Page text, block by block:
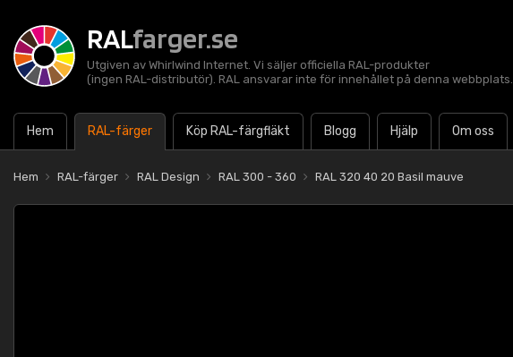
RALfarger.se
Utgiven av Whirlwind Internet. Vi säljer officiella RAL-produkter
(ingen RAL-distributör). RAL ansvarar inte för innehållet på denna webbplats.
Hem RAL-färger Köp RAL-färgfläkt Blogg Hjälp Om oss
Hem RAL-färger RAL Design RAL 300 - 360 RAL 320 40 20 Basil mauve